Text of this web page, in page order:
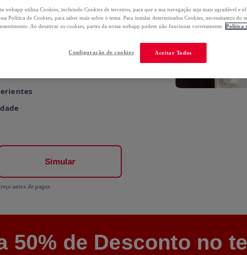
20,00€ no 1º pedido
Simular
antes de pagar.
50% de Desconto no
webapp utiliza Cookies, incluindo Cookies de terceiros, para que a sua navegação seja mais agradável e
Política de Cookies, para saber mais sobre o tema. Para instalar determinados Cookies, necessitamos do
Ao desativar os cookies, partes da nossa webapp podem não funcionar corretamente.
Política
Aceitar Todos
Configuração de cookies